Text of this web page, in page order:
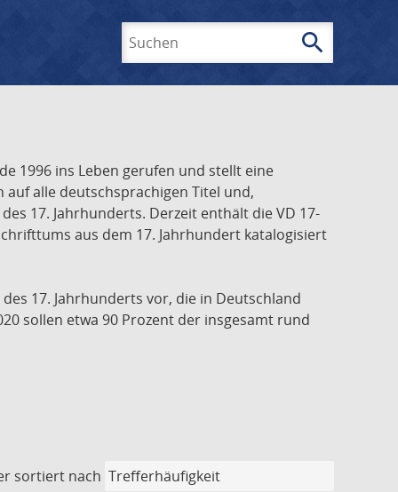
search
1996 ins Leben gerufen und stellt eine
alle deutschsprachigen Titel und,
17. Jahrhunderts. Derzeit enthält die VD 17-
aus dem 17. Jahrhundert katalogisiert
17. Jahrhunderts vor, die in Deutschland
sollen etwa 90 Prozent der insgesamt rund
sortiert nach